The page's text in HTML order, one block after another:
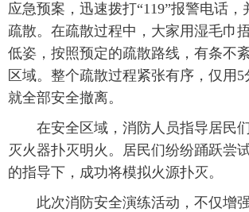
应急预案，迅速拨打“119”报警电话
疏散。在疏散过程中，大家用湿毛巾
低姿，按照预定的疏散路线，有条不
区域。整个疏散过程紧张有序，仅用
就全部安全撤离。
在安全区域，消防人员指导居民们
灭火器扑灭明火。居民们纷纷踊跃尝
的指导下，成功将模拟火源扑灭。
此次消防安全演练活动，不仅增